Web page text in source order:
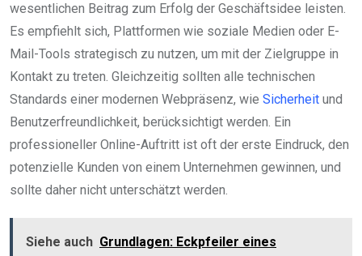
wesentlichen Beitrag zum Erfolg der Geschäftsidee leisten.
Es empfiehlt sich, Plattformen wie soziale Medien oder E-
Mail-Tools strategisch zu nutzen, um mit der Zielgruppe in
Kontakt zu treten. Gleichzeitig sollten alle technischen
Standards einer modernen Webpräsenz, wie Sicherheit und
Benutzerfreundlichkeit, berücksichtigt werden. Ein
professioneller Online-Auftritt ist oft der erste Eindruck, den
potenzielle Kunden von einem Unternehmen gewinnen, und
sollte daher nicht unterschätzt werden.
Siehe auch Grundlagen: Eckpfeiler eines